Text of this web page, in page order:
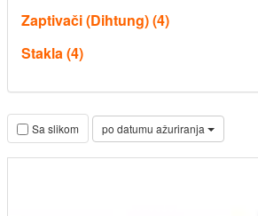
Zaptivači (Dihtung) (4)
Stakla (4)
Sa slikom po datumu ažuriranja